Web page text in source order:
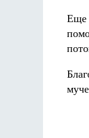
Еще